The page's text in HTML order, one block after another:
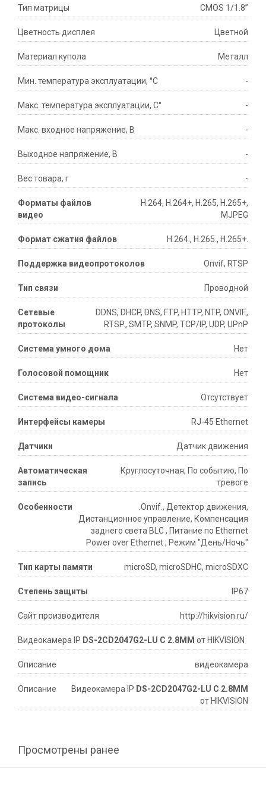
Тип матрицы CMOS 1/1.8”
Цветность дисплея Цветной
Материал купола Металл
Мин. температура эксплуатации, °С -
Макс. температура эксплуатации, С° -
Макс. входное напряжение, В -
Выходное напряжение, В -
Вес товара, г -
Форматы файлов
видео
H.264, H.264+, H.265, H.265+,
MJPEG
Формат сжатия файлов H.264., H.265., H.265+.
Поддержка видеопротоколов Onvif, RTSP
Тип связи Проводной
Сетевые
протоколы
DDNS, DHCP, DNS, FTP, HTTP, NTP, ONVIF.,
RTSP., SMTP, SNMP, TCP/IP, UDP, UPnP
Система умного дома Нет
Голосовой помощник Нет
Система видео-сигнала Отсутствует
Интерфейсы камеры RJ-45 Ethernet
Датчики Датчик движения
Автоматическая
запись
Круглосуточная, По событию, По
тревоге
Особенности
.Onvif., Детектор движения,
Дистанционное управление, Компенсация
заднего света BLC , Питание по Ethernet
Power over Ethernet , Режим "День/Ночь"
Тип карты памяти microSD, microSDHC, microSDXC
Степень защиты IP67
Сайт производителя http://hikvision.ru/
Видеокамера IP DS-2CD2047G2-LU C 2.8MM от HIKVISION
Описание видеокамера
Описание Видеокамера IP DS-2CD2047G2-LU C 2.8MM
от HIKVISION
Просмотрены ранее